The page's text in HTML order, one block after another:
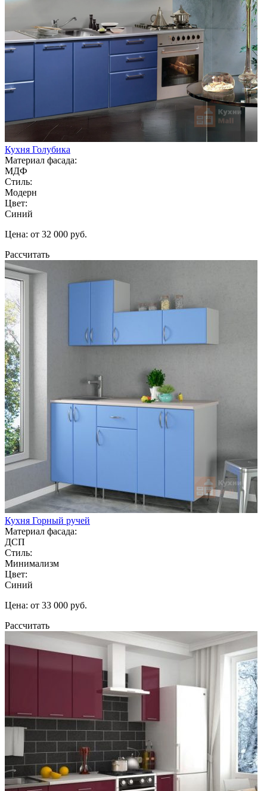
Кухня Голубика
Материал фасада:
МДФ
Стиль:
Модерн
Цвет:
Синий
Цена: от 32 000 руб.
Рассчитать
Кухня Горный ручей
Материал фасада:
ДСП
Стиль:
Минимализм
Цвет:
Синий
Цена: от 33 000 руб.
Рассчитать